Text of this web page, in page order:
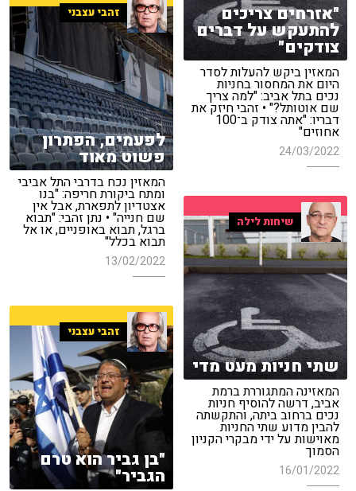
"אזרחים צריכים
להתעקש על דברים
צודקים"
המאזין ביקש להעלות לסדר
היום את המחסור בחניות
נכים בתל אביב: "למה צריך
שם אוטותל?" • זהבי חיזק את
דבריו: "אתה צודק ב־100
אחוזים"
24/03/2022
זהבי עצבני
לפעמים, הפתרון
פשוט מאוד
המאזין נכח בדרבי התל אביבי
ומתח ביקורת חריפה: "בנו
אצטדיון לתפארת, אבל אין
שם חנייה" • נתן זהבי: "תבוא
ברגל, תבוא באופניים, או אל
תבוא בכלל"
13/02/2022
שיחות לילה
שתי חניות מעט מדי
המאזינה המתגוררת ברמת
אביב, דרשה להוסיף חניות
נכים ברחוב ביתה, והתקשתה
להבין מדוע שתי החניות
מאוישות על ידי מבקרי הקניון
הסמוך
16/01/2022
זהבי עצבני
"בן גביר הוא טרם
הגביר"